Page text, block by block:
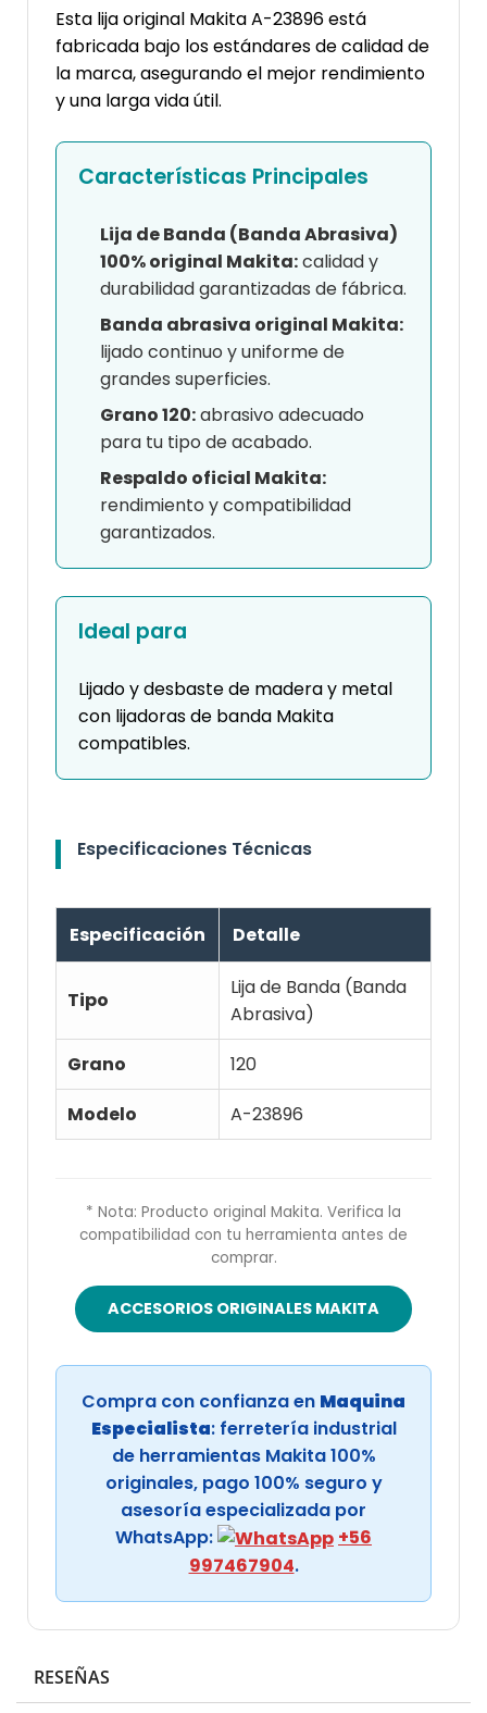
Esta lija original Makita A-23896 está
fabricada bajo los estándares de calidad de
la marca, asegurando el mejor rendimiento
y una larga vida útil.
Características Principales
Lija de Banda (Banda Abrasiva)
100% original Makita:calidad y
durabilidad garantizadas de fábrica.
Banda abrasiva original Makita:
lijado continuo y uniforme de
grandes superficies.
Grano 120:abrasivo adecuado
para tu tipo de acabado.
Respaldo oficial Makita:
rendimiento y compatibilidad
garantizados.
Ideal para
Lijado y desbaste de madera y metal
con lijadoras de banda Makita
compatibles.
Especificaciones Técnicas
Especificación Detalle
Tipo
Lija de Banda (Banda
Abrasiva)
Grano
120
Modelo
A-23896
* Nota: Producto original Makita. Verifica la
compatibilidad con tu herramienta antes de
comprar.
ACCESORIOS ORIGINALES MAKITA
Compra con confianza en Maquina
Especialista: ferretería industrial
de herramientas Makita 100%
originales, pago 100% seguro y
asesoría especializada por
WhatsApp:
+56
997467904.
RESEÑAS